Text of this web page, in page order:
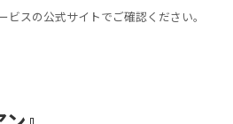
スの公式サイトでご確認ください。